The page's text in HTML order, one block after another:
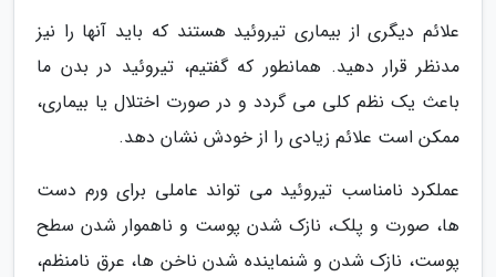
علائم دیگری از بیماری تیروئید هستند که باید آنها را نیز
مدنظر قرار دهید. همانطور که گفتیم، تیروئید در بدن ما
باعث یک نظم کلی می گردد و در صورت اختلال یا بیماری،
ممکن است علائم زیادی را از خودش نشان دهد.
عملکرد نامناسب تیروئید می تواند عاملی برای ورم دست
ها، صورت و پلک، نازک شدن پوست و ناهموار شدن سطح
پوست، نازک شدن و شنماینده شدن ناخن ها، عرق نامنظم،